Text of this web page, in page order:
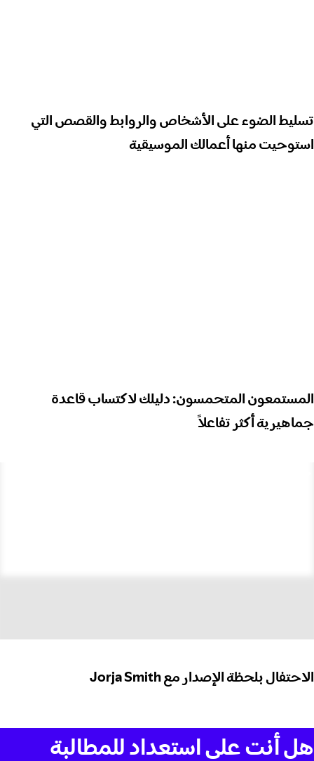
تسليط الضوء على الأشخاص والروابط والقصص التي
استوحيت منها أعمالك الموسيقية
المستمعون المتحمسون: دليلك لاكتساب قاعدة
جماهيرية أكثر تفاعلاً
الاحتفال بلحظة الإصدار مع Jorja Smith
هل أنت على استعداد للمطالبة